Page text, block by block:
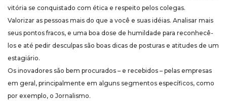
vitória se conquistado com ética e respeito pelos colegas.
Valorizar as pessoas mais do que a você e suas idéias. Analisar mais
seus pontos fracos, e uma boa dose de humildade para reconhecê-
los e até pedir desculpas são boas dicas de posturas e atitudes de um
estagiário.
Os inovadores são bem procurados – e recebidos – pelas empresas
em geral, principalmente em alguns segmentos específicos, como
por exemplo, o Jornalismo.